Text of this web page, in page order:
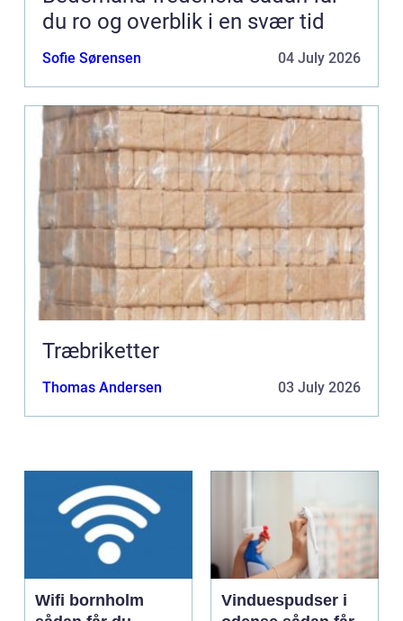
du ro og overblik i en svær tid
Sofie Sørensen 04 July 2026
Træbriketter
Thomas Andersen 03 July 2026
Wifi bornholm
Vinduespudser i